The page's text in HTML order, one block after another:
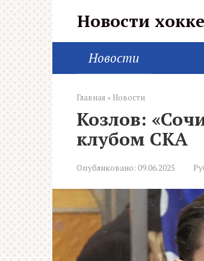
Новости
Новости
Главная » Новости
Козлов:
клубом СКА
Опубликовано: 09.06.2025